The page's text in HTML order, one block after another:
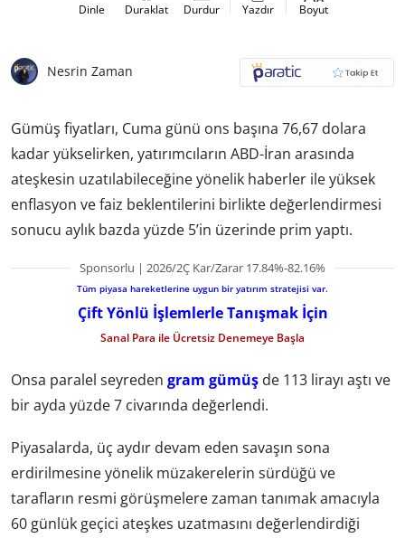
Dinle Duraklat Durdur Yazdır Boyut
Nesrin Zaman
Gümüş fiyatları, Cuma günü ons başına 76,67 dolara
kadar yükselirken, yatırımcıların ABD-İran arasında
ateşkesin uzatılabileceğine yönelik haberler ile yüksek
enflasyon ve faiz beklentilerini birlikte değerlendirmesi
sonucu aylık bazda yüzde 5’in üzerinde prim yaptı.
Sponsorlu | 2026/2Ç Kar/Zarar 17.84%-82.16%
Tüm piyasa hareketlerine uygun bir yatırım stratejisi var.
Çift Yönlü İşlemlerle Tanışmak İçin
Sanal Para ile Ücretsiz Denemeye Başla
Onsa paralel seyreden gram gümüş de 113 lirayı aştı ve
bir ayda yüzde 7 civarında değerlendi.
Piyasalarda, üç aydır devam eden savaşın sona
erdirilmesine yönelik müzakerelerin sürdüğü ve
tarafların resmi görüşmelere zaman tanımak amacıyla
60 günlük geçici ateşkes uzatmasını değerlendirdiği